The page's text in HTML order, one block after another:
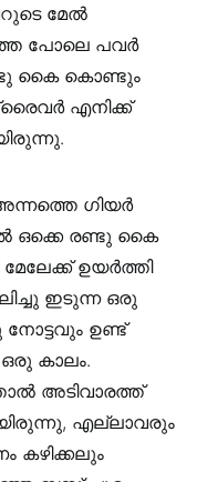
മേൽ
പോലെ പവർ
കൈ കൊണ്ടും
എനിക്ക്
ഗിയർ
ഒക്കെ രണ്ടു കൈ
ഉയർത്തി
ഇടുന്ന ഒരു
നോട്ടവും ഉണ്ട്
കാലം.
അടിവാരത്ത്
എല്ലാവരും
കഴിക്കലും